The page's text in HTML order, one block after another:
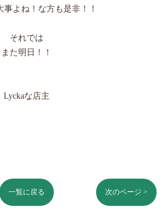
事よね！な方も是非！！
それでは
また明日！！
Lyckaな店主
一覧に戻る 次のページ >